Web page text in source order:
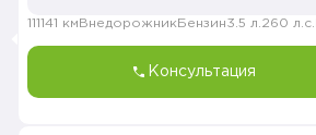
111141 км Внедорожник Бензин3.5 л. 260 л.с.
Консультация